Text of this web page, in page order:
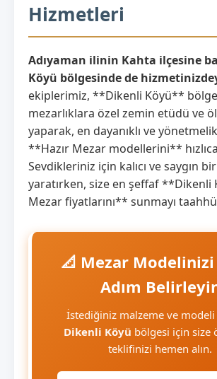
Hizmetleri
Adıyaman ilinin Kahta ilçesine
Köyü bölgesinde de
ekiplerimiz, **Dikenli Köyü**
mezarlıklara özel zemin etüdü ve
yaparak, en dayanıklı ve
**Hazır Mezar modellerini**
Sevdikleriniz için kalıcı ve saygın
yaratırken, size en şeffaf **Dikenli
Mezar fiyatlarını** sunmayı
📐 Mezar Modelinizi
Adım
İstediğiniz malzeme ve modeli
Dikenli Köyü bölgesi için size
teklifinizi hemen alın.